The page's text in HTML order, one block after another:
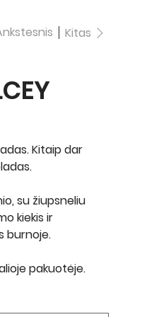
Kitas
Kitaip dar
su žiupsneliu
kiekis ir
burnoje.
pakuotėje.